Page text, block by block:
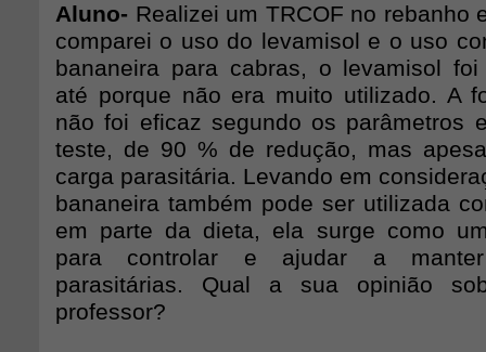
Aluno- Realizei um TRCOF no rebanho
comparei o uso do levamisol e o uso
bananeira para cabras, o levamisol
até porque não era muito utilizado. A
não foi eficaz segundo os parâmetros
teste, de 90 % de redução, mas
carga parasitária. Levando em
bananeira também pode ser utilizada
em parte da dieta, ela surge como
para controlar e ajudar a
parasitárias. Qual a sua opinião
professor?